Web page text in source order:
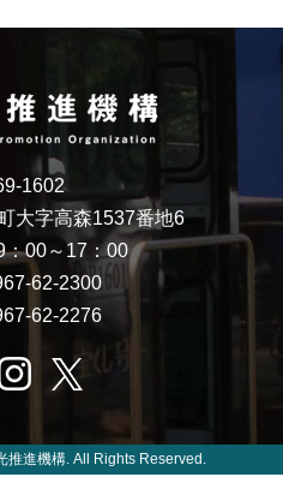
1602
大字高森1537番地6
：00～17：00
62-2300
62-2276
推進機構. All Rights Reserved.